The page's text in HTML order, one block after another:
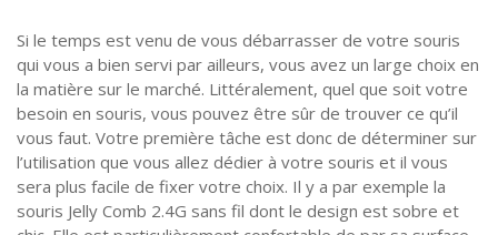
Transformation digitale
Gastronomie
Tourisme
Santé-Beauté
Droit
Divers
Coronavirus
Si le temps est venu de vous débarrasser de votre souris
qui vous a bien servi par ailleurs, vous avez un large choix en
la matière sur le marché. Littéralement, quel que soit votre
besoin en souris, vous pouvez être sûr de trouver ce qu’il
vous faut. Votre première tâche est donc de déterminer sur
l’utilisation que vous allez dédier à votre souris et il vous
sera plus facile de fixer votre choix. Il y a par exemple la
souris Jelly Comb 2.4G sans fil dont le design est sobre et